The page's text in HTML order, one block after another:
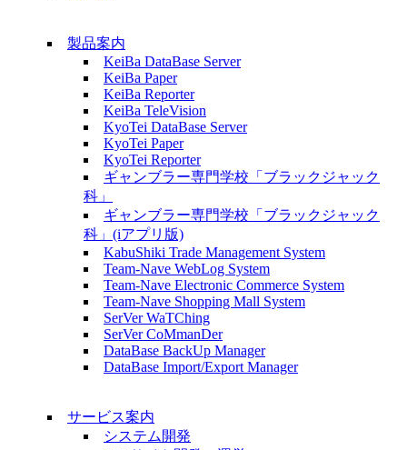
製品案内
KeiBa DataBase Server
KeiBa Paper
KeiBa Reporter
KeiBa TeleVision
KyoTei DataBase Server
KyoTei Paper
KyoTei Reporter
ギャンブラー専門学校「ブラックジャック
科」
ギャンブラー専門学校「ブラックジャック
科」(iアプリ版)
KabuShiki Trade Management System
Team-Nave WebLog System
Team-Nave Electronic Commerce System
Team-Nave Shopping Mall System
SerVer WaTChing
SerVer CoMmanDer
DataBase BackUp Manager
DataBase Import/Export Manager
サービス案内
システム開発